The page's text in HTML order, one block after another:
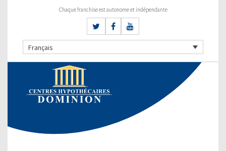
Chaque franchise est autonome et indépendante
Français